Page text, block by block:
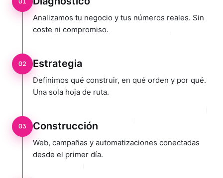
Analizamos tu negocio y tus números reales. Sin
coste ni compromiso.
02 Estrategia
Definimos qué construir, en qué orden y por qué.
Una sola hoja de ruta.
03 Construcción
Web, campañas y automatizaciones conectadas
desde el primer día.